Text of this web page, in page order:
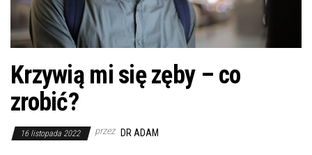
Krzywią mi się zęby – co
zrobić?
16 listopada 2022 przez DR ADAM